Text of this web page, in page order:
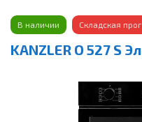
В наличии Складская
KANZLER O 527 S